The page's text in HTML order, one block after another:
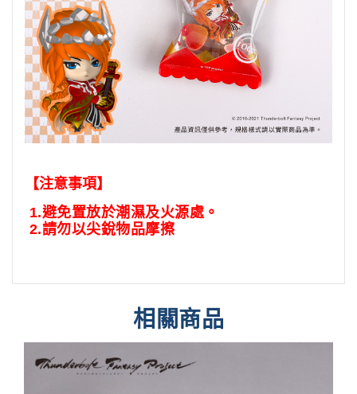
【注意事項】
1.避免置放於潮濕及火源處。
2.請勿以尖銳物品摩擦
相關商品